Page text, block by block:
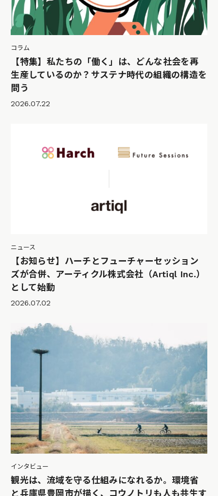
コラム
【特集】私たちの「働く」は、どんな社会を再
生産しているのか？サステナ時代の組織の構造を
問う
2026.07.22
ニュース
【お知らせ】ハーチとフューチャーセッション
ズが合併、アーティクル株式会社（Artiql Inc.）
として始動
2026.07.02
インタビュー
観光は、流域を守る仕組みになれるか。環境省
と兵庫県豊岡市が描く、コウノトリも人も共生す